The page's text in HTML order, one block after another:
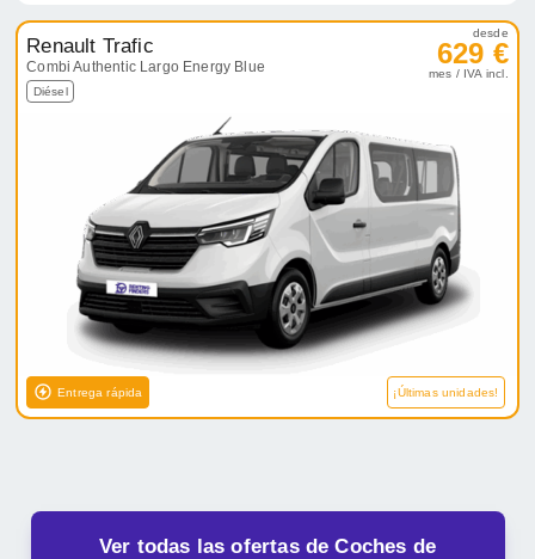
Renault Trafic
Combi Authentic Largo Energy Blue
Diésel
desde
629 €
mes / IVA incl.
Entrega rápida ¡Últimas unidades!
Ver todas las ofertas de Coches de